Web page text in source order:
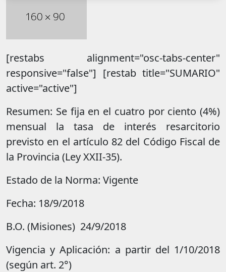
[restabs alignment="osc-tabs-center"
responsive="false"] [restab title="SUMARIO"
active="active"]
Resumen: Se fija en el cuatro por ciento (4%)
mensual la tasa de interés resarcitorio
previsto en el artículo 82 del Código Fiscal de
la Provincia (Ley XXII-35).
Estado de la Norma: Vigente
Fecha: 18/9/2018
B.O. (Misiones) 24/9/2018
Vigencia y Aplicación: a partir del 1/10/2018
(según art. 2°)